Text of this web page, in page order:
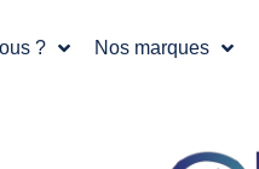
? Nos marques